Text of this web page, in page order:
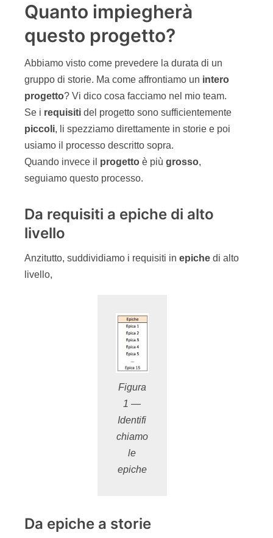
Quanto impiegherà
questo progetto?
Abbiamo visto come prevedere la durata di un
gruppo di storie. Ma come affrontiamo un intero
progetto? Vi dico cosa facciamo nel mio team.
Se i requisiti del progetto sono sufficientemente
piccoli, li spezziamo direttamente in storie e poi
usiamo il processo descritto sopra.
Quando invece il progetto è più grosso,
seguiamo questo processo.
Da requisiti a epiche di alto
livello
Anzitutto, suddividiamo i requisiti in epiche di alto
livello,
Figura
1 —
Identifi
chiamo
le
epiche
Da epiche a storie